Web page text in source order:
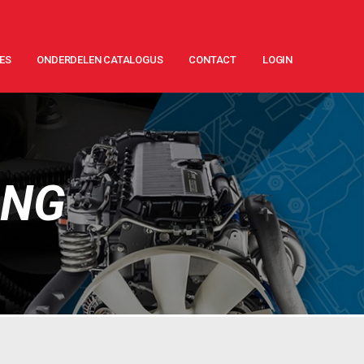
ONDERDELEN CATALOGUS CONTACT LOGIN